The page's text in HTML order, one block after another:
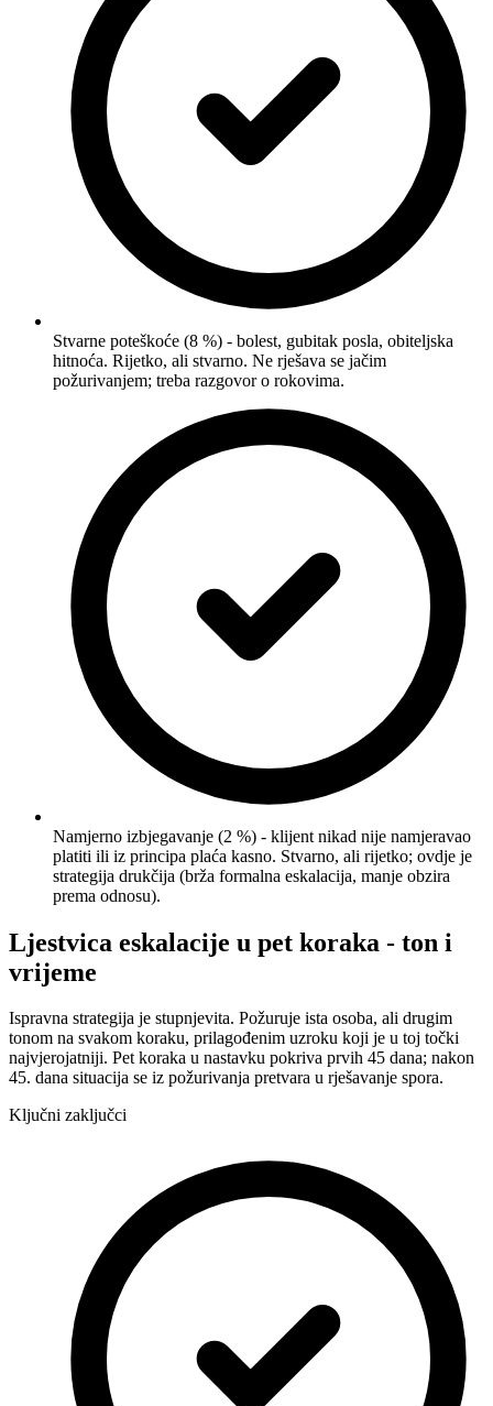
Stvarne poteškoće (8 %) - bolest, gubitak posla, obiteljska
hitnoća. Rijetko, ali stvarno. Ne rješava se jačim
požurivanjem; treba razgovor o rokovima.
Namjerno izbjegavanje (2 %) - klijent nikad nije namjeravao
platiti ili iz principa plaća kasno. Stvarno, ali rijetko; ovdje je
strategija drukčija (brža formalna eskalacija, manje obzira
prema odnosu).
Ljestvica eskalacije u pet koraka - ton i
vrijeme
Ispravna strategija je stupnjevita. Požuruje ista osoba, ali drugim
tonom na svakom koraku, prilagođenim uzroku koji je u toj točki
najvjerojatniji. Pet koraka u nastavku pokriva prvih 45 dana; nakon
45. dana situacija se iz požurivanja pretvara u rješavanje spora.
Ključni zaključci